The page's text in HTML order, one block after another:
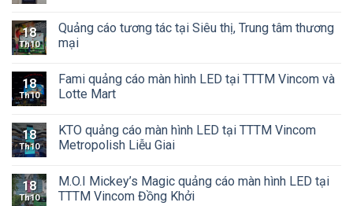
18
Th10
Quảng cáo tương tác tại Siêu thị, Trung tâm thương
mại
18
Th10
Fami quảng cáo màn hình LED tại TTTM Vincom và
Lotte Mart
18
Th10
KTO quảng cáo màn hình LED tại TTTM Vincom
Metropolish Liễu Giai
18
Th10
M.O.I Mickey’s Magic quảng cáo màn hình LED tại
TTTM Vincom Đồng Khởi